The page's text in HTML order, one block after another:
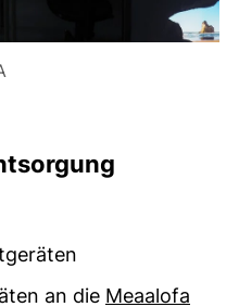
an die Meaalofa